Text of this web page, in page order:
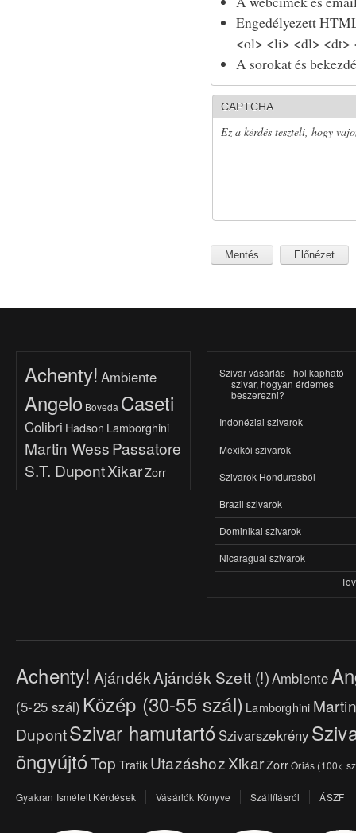
Engedélyezett
<ol> <li> <dl> <dt>
A sorokat és
CAPTCHA
Ez a kérdés teszteli, hogy
Achenty! Ambiente
Angelo Boveda Caseti
Colibri Hadson Lamborghini
Martin WessPassatore
S.T. DupontXikarZorr
Szivar vásárlás - hol kapható
szivar, hogyan érdemes
beszerezni?
Indonéziai szivarok
Mexikói szivarok
Szivarok Hondurasból
Brazil szivarok
Dominikai szivarok
Nicaraguai szivarok
Achenty! AjándékAjándék Szett (!)Ambiente
(5-25 szál) Közép (30-55 szál) Lamborghini
DupontSzivar hamutartó Szivarszekrény
öngyújtóTop TrafikUtazáshozXikarZorrÓriás (100<
Gyakran Ismételt Kérdések Vásárlók Könyve Szállításról ÁSZF